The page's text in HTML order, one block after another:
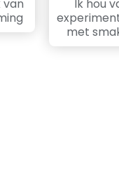
van
Ik hou
met